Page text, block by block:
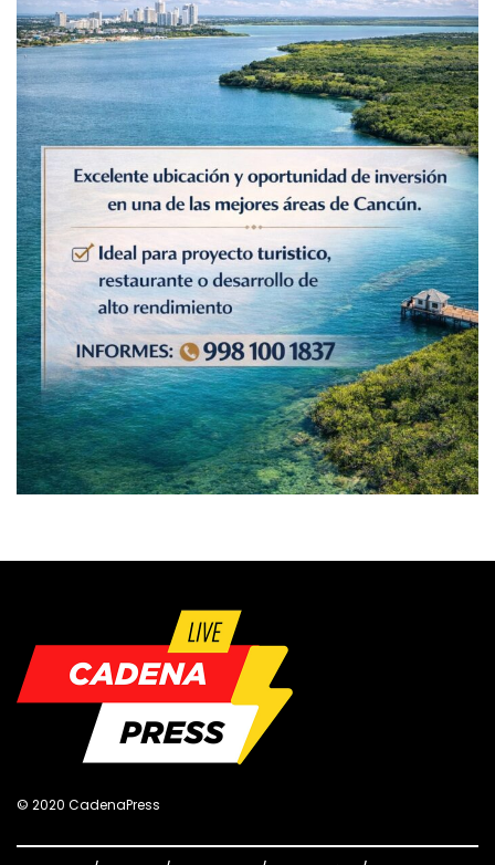
© 2020 CadenaPress